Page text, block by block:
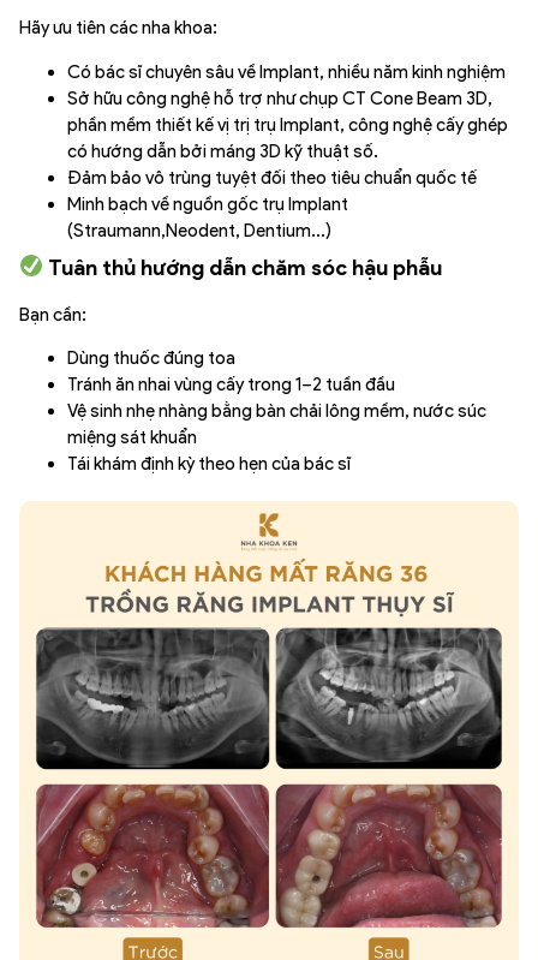
Hãy ưu tiên các nha khoa:
Có bác sĩ chuyên sâu về Implant, nhiều năm kinh nghiệm
Sở hữu công nghệ hỗ trợ như chụp CT Cone Beam 3D,
phần mềm thiết kế vị trị trụ Implant, công nghệ cấy ghép
có hướng dẫn bởi máng 3D kỹ thuật số.
Đảm bảo vô trùng tuyệt đối theo tiêu chuẩn quốc tế
Minh bạch về nguồn gốc trụ Implant
(Straumann,Neodent, Dentium…)
Tuân thủ hướng dẫn chăm sóc hậu phẫu
Bạn cần:
Dùng thuốc đúng toa
Tránh ăn nhai vùng cấy trong 1–2 tuần đầu
Vệ sinh nhẹ nhàng bằng bàn chải lông mềm, nước súc
miệng sát khuẩn
Tái khám định kỳ theo hẹn của bác sĩ